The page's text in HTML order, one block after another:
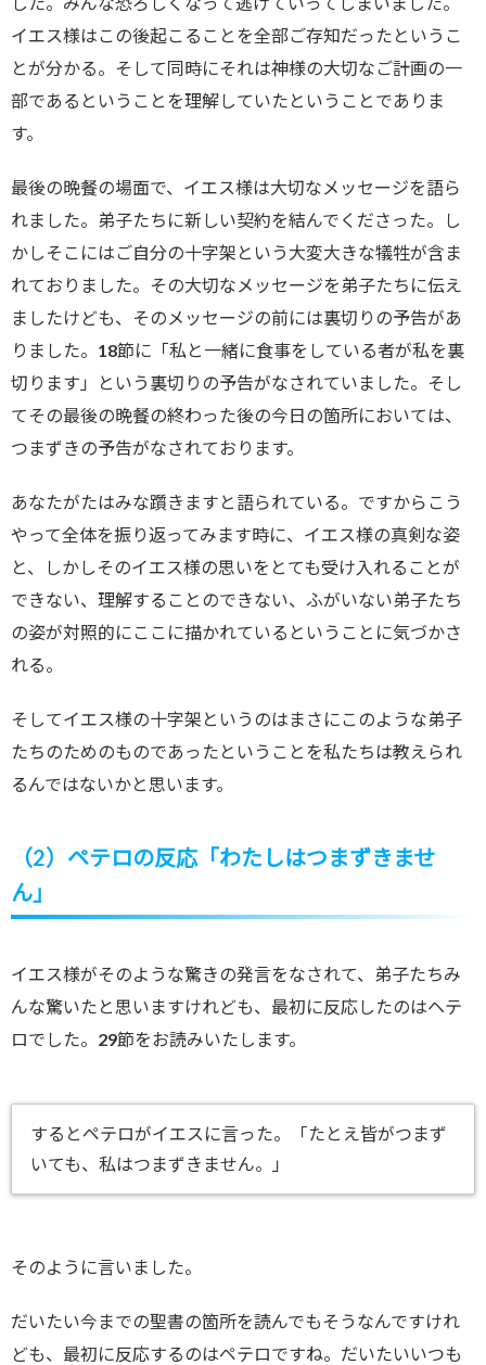
イエス様はこの後起こることを全部ご存知だったというこ
とが分かる。そして同時にそれは神様の大切なご計画の一
部であるということを理解していたということでありま
す。
最後の晩餐の場面で、イエス様は大切なメッセージを語ら
れました。弟子たちに新しい契約を結んでくださった。し
かしそこにはご自分の十字架という大変大きな犠牲が含ま
れておりました。その大切なメッセージを弟子たちに伝え
ましたけども、そのメッセージの前には裏切りの予告があ
りました。18節に「私と一緒に食事をしている者が私を裏
切ります」という裏切りの予告がなされていました。そし
てその最後の晩餐の終わった後の今日の箇所においては、
つまずきの予告がなされております。
あなたがたはみな躓きますと語られている。ですからこう
やって全体を振り返ってみます時に、イエス様の真剣な姿
と、しかしそのイエス様の思いをとても受け入れることが
できない、理解することのできない、ふがいない弟子たち
の姿が対照的にここに描かれているということに気づかさ
れる。
そしてイエス様の十字架というのはまさにこのような弟子
たちのためのものであったということを私たちは教えられ
るんではないかと思います。
（2）ペテロの反応「わたしはつまずきませ
ん」
イエス様がそのような驚きの発言をなされて、弟子たちみ
んな驚いたと思いますけれども、最初に反応したのはヘテ
ロでした。29節をお読みいたします。
するとペテロがイエスに言った。「たとえ皆がつまず
いても、私はつまずきません。」
そのように言いました。
だいたい今までの聖書の箇所を読んでもそうなんですけれ
ども、最初に反応するのはペテロですね。だいたいいつも